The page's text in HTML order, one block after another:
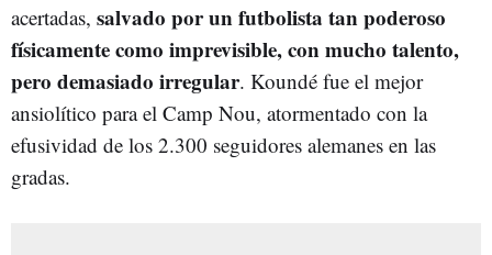
acertadas, salvado por un futbolista tan poderoso
físicamente como imprevisible, con mucho talento,
pero demasiado irregular. Koundé fue el mejor
ansiolítico para el Camp Nou, atormentado con la
efusividad de los 2.300 seguidores alemanes en las
gradas.